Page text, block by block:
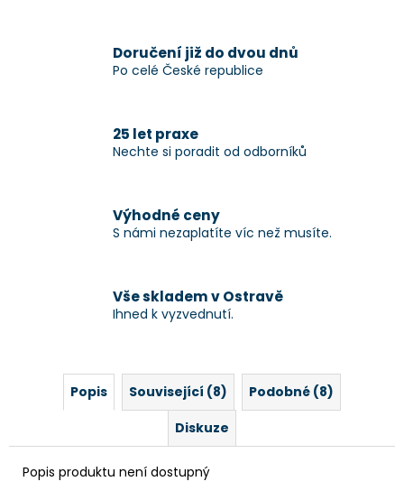
Doručení již do dvou dnů
Po celé České republice
25 let praxe
Nechte si poradit od odborníků
Výhodné ceny
S námi nezaplatíte víc než musíte.
Vše skladem v Ostravě
Ihned k vyzvednutí.
Popis Související (8)
Podobné (8)
Diskuze
Popis produktu není dostupný